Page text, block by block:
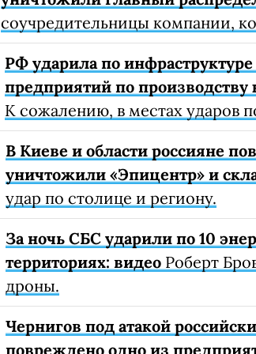
соучредительницы компании,
РФ ударила по
предприятий по производству
К сожалению, в местах ударов
В Киеве и области россияне
уничтожили «Эпицентр» и
удар по столице и региону.
За ночь СБС ударили по 10
территориях: видео Роберт
дроны.
Чернигов под атакой
повреждено одно из